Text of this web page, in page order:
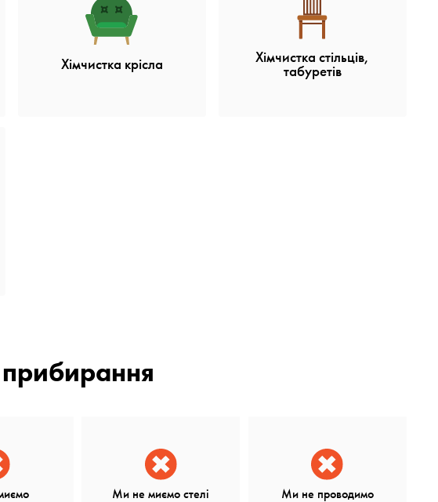
Хімчистка крісла Хімчистка стільців,
табуретів
прибирання
Ми не миємо стелі
Ми не проводимо